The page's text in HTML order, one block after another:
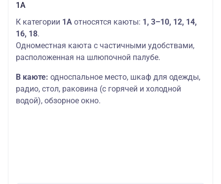
1А
К категории 1А относятся каюты: 1, 3–10, 12, 14,
16, 18.
Одноместная каюта с частичными удобствами,
расположенная на шлюпочной палубе.
В каюте: односпальное место, шкаф для одежды,
радио, стол, раковина (с горячей и холодной
водой), обзорное окно.